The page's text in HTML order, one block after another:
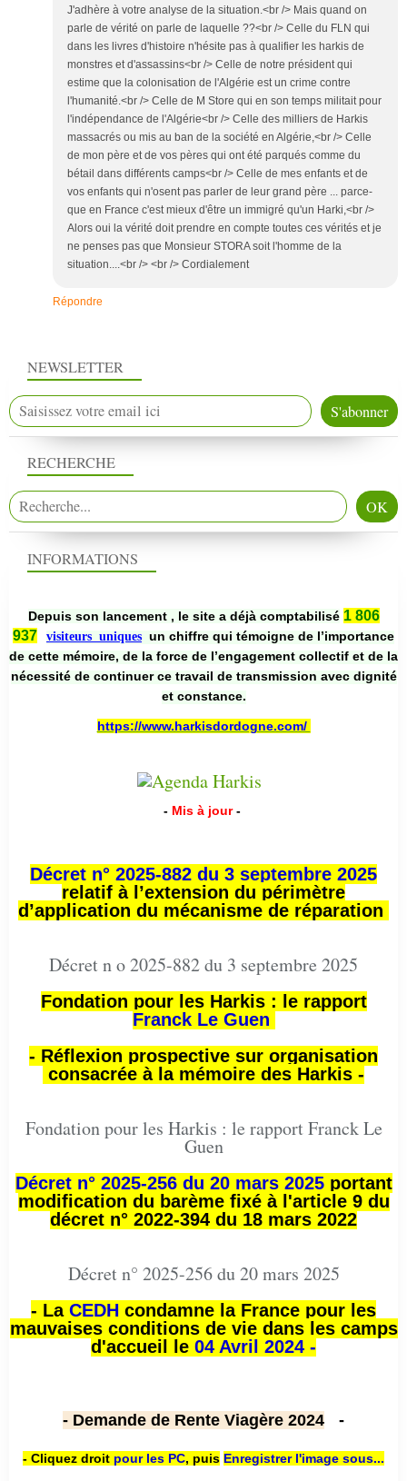
J'adhère à votre analyse de la situation.<br /> Mais quand on
parle de vérité on parle de laquelle ??<br /> Celle du FLN qui
dans les livres d'histoire n'hésite pas à qualifier les harkis de
monstres et d'assassins<br /> Celle de notre président qui
estime que la colonisation de l'Algérie est un crime contre
l'humanité.<br /> Celle de M Store qui en son temps militait pour
l'indépendance de l'Algérie<br /> Celle des milliers de Harkis
massacrés ou mis au ban de la société en Algérie,<br /> Celle
de mon père et de vos pères qui ont été parqués comme du
bétail dans différents camps<br /> Celle de mes enfants et de
vos enfants qui n'osent pas parler de leur grand père ... parce-
que en France c'est mieux d'être un immigré qu'un Harki,<br />
Alors oui la vérité doit prendre en compte toutes ces vérités et je
ne penses pas que Monsieur STORA soit l'homme de la
situation....<br /> <br /> Cordialement
Répondre
NEWSLETTER
RECHERCHE
INFORMATIONS
Depuis son lancement , le site a déjà comptabilisé 1 806
937
visiteurs uniques un chiffre qui témoigne de l’importance
de cette mémoire, de la force de l’engagement collectif et de la
nécessité de continuer ce travail de transmission avec dignité
et constance.
https://www.harkisdordogne.com/
- Mis à jour -
Décret n° 2025-882 du 3 septembre 2025
relatif à l’extension du périmètre
d’application du mécanisme de réparation
Décret n o 2025-882 du 3 septembre 2025
Fondation pour les Harkis : le rapport
Franck Le Guen
- Réflexion prospective sur organisation
consacrée à la mémoire des Harkis -
Fondation pour les Harkis : le rapport Franck Le
Guen
Décret n° 2025-256 du 20 mars 2025portant
modification du barème fixé à l'article 9 du
décret n° 2022-394 du 18 mars 2022
Décret n° 2025-256 du 20 mars 2025
- La CEDH condamne la France pour les
mauvaises conditions de vie dans les camps
d'accueil le 04 Avril 2024 -
- Demande de Rente Viagère 2024 -
- Cliquez droit pour les PC, puis Enregistrer l'image sous...